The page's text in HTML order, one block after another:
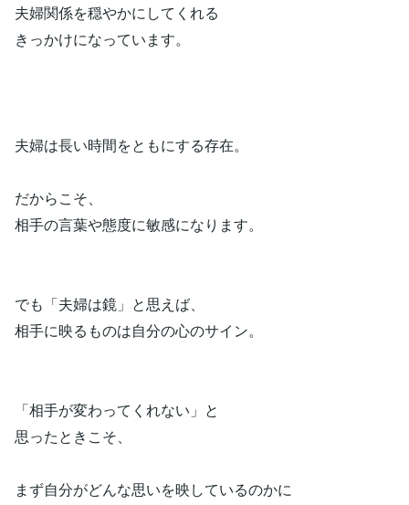
夫婦関係を穏やかにしてくれる
きっかけになっています。
夫婦は長い時間をともにする存在。
だからこそ、
相手の言葉や態度に敏感になります。
でも「夫婦は鏡」と思えば、
相手に映るものは自分の心のサイン。
「相手が変わってくれない」と
思ったときこそ、
まず自分がどんな思いを映しているのかに